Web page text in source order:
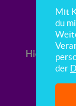
Hier lernst
Mit
du
der